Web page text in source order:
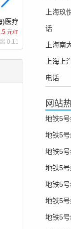
医疗器械产业园
元/m²/天
0.11 公里
上海玖
话
上海南
上海上
电话
网站
地铁5
地铁5
地铁5
地铁5
地铁5
地铁5
地铁5